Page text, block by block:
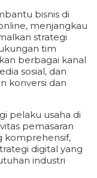
bisnis di
menjangkau
strategi
tim
berbagai kanal
sosial, dan
konversi dan
pelaku usaha di
pemasaran
komprehensif,
digital yang
industri